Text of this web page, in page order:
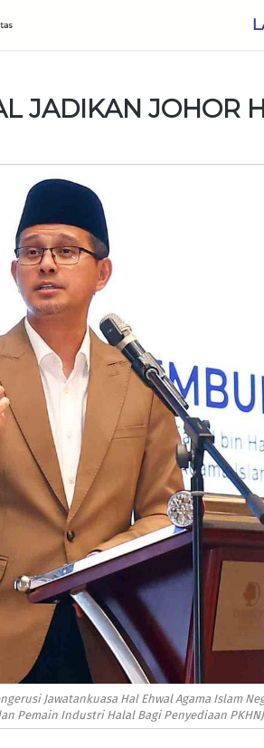
JADIKAN JOHOR
Jawatankuasa Hal Ehwal Agama Islam
Pemain Industri Halal Bagi Penyediaan PKHNJ